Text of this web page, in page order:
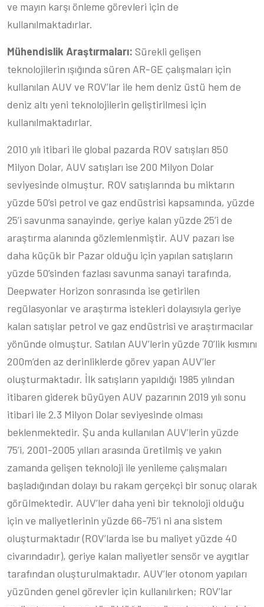
ve mayın karşı önleme görevleri için de
kullanılmaktadırlar.
Mühendislik Araştırmaları: Sürekli gelişen
teknolojilerin ışığında süren AR-GE çalışmaları için
kullanılan AUV ve ROV’lar ile hem deniz üstü hem de
deniz altı yeni teknolojilerin geliştirilmesi için
kullanılmaktadırlar.
2010 yılı itibari ile global pazarda ROV satışları 850
Milyon Dolar, AUV satışları ise 200 Milyon Dolar
seviyesinde olmuştur. ROV satışlarında bu miktarın
yüzde 50’si petrol ve gaz endüstrisi kapsamında, yüzde
25’i savunma sanayinde, geriye kalan yüzde 25’i de
araştırma alanında gözlemlenmiştir. AUV pazarı ise
daha küçük bir Pazar olduğu için yapılan satışların
yüzde 50’sinden fazlası savunma sanayi tarafında,
Deepwater Horizon sonrasında ise getirilen
regülasyonlar ve araştırma istekleri dolayısıyla geriye
kalan satışlar petrol ve gaz endüstrisi ve araştırmacılar
yönünde olmuştur. Satılan AUV’lerin yüzde 70’lik kısmını
200m’den az derinliklerde görev yapan AUV’ler
oluşturmaktadır. İlk satışların yapıldığı 1985 yılından
itibaren giderek büyüyen AUV pazarının 2019 yılı sonu
itibari ile 2.3 Milyon Dolar seviyesinde olması
beklenmektedir. Şu anda kullanılan AUV’lerin yüzde
75’i, 2001-2005 yılları arasında üretilmiş ve yakın
zamanda gelişen teknoloji ile yenileme çalışmaları
başladığından dolayı bu rakam gerçekçi bir sonuç olarak
görülmektedir. AUV’ler daha yeni bir teknoloji olduğu
için ve maliyetlerinin yüzde 66-75’i ni ana sistem
oluşturmaktadır (ROV’larda ise bu maliyet yüzde 40
civarındadır), geriye kalan maliyetler sensör ve aygıtlar
tarafından oluşturulmaktadır. AUV’ler otonom yapıları
yüzünden genel görevler için kullanılırken; ROV’lar